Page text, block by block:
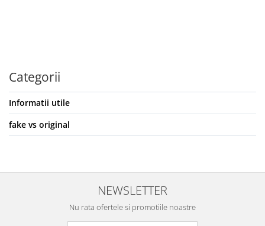
Categorii
Informatii utile
fake vs original
NEWSLETTER
Nu rata ofertele si promotiile noastre